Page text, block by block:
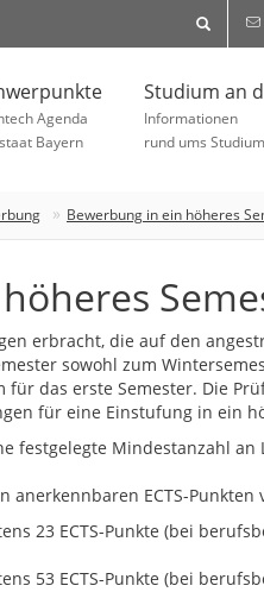
Agenda
Bayern
Studium an
Informationen
rund ums Studium
Bewerbung in ein höheres
erbracht, die auf den
sowohl zum
das erste Semester. Die
für eine Einstufung in ein
festgelegte Mindestanzahl
ECTS-Punkten
23 ECTS-Punkte (bei
53 ECTS-Punkte (bei